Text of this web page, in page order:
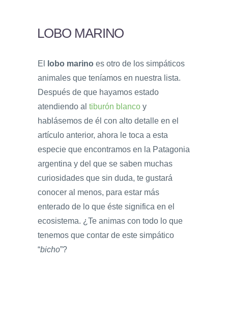
LOBO MARINO
El lobo marino es otro de los simpáticos
animales que teníamos en nuestra lista.
Después de que hayamos estado
atendiendo al tiburón blanco y
hablásemos de él con alto detalle en el
artículo anterior, ahora le toca a esta
especie que encontramos en la Patagonia
argentina y del que se saben muchas
curiosidades que sin duda, te gustará
conocer al menos, para estar más
enterado de lo que éste significa en el
ecosistema. ¿Te animas con todo lo que
tenemos que contar de este simpático
“bicho”?